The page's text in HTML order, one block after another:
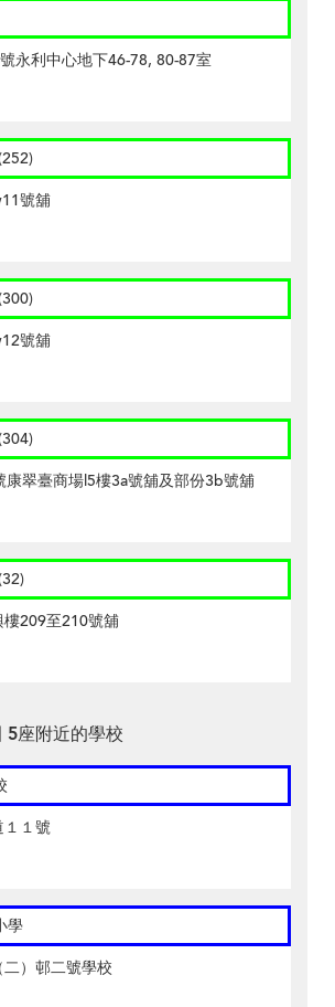
永利中心地下46-78, 80-87室
號舖
號舖
康翠臺商場l5樓3a號舖及部份3b號舖
209至210號舖
5座附近的學校
１１號
學
）邨二號學校